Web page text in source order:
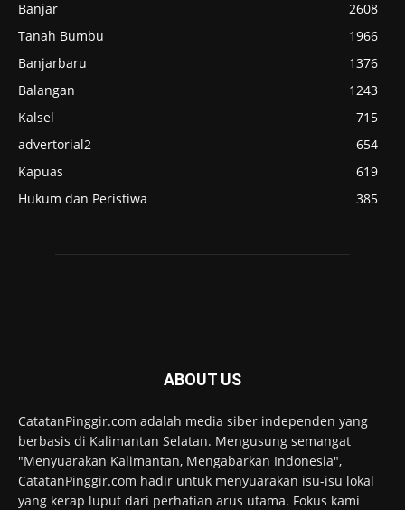
Banjar
2608
Tanah Bumbu
1966
Banjarbaru
1376
Balangan
1243
Kalsel
715
advertorial2
654
Kapuas
619
Hukum dan Peristiwa
385
ABOUT US
CatatanPinggir.com adalah media siber independen yang
berbasis di Kalimantan Selatan. Mengusung semangat
"Menyuarakan Kalimantan, Mengabarkan Indonesia",
CatatanPinggir.com hadir untuk menyuarakan isu-isu lokal
yang kerap luput dari perhatian arus utama. Fokus kami